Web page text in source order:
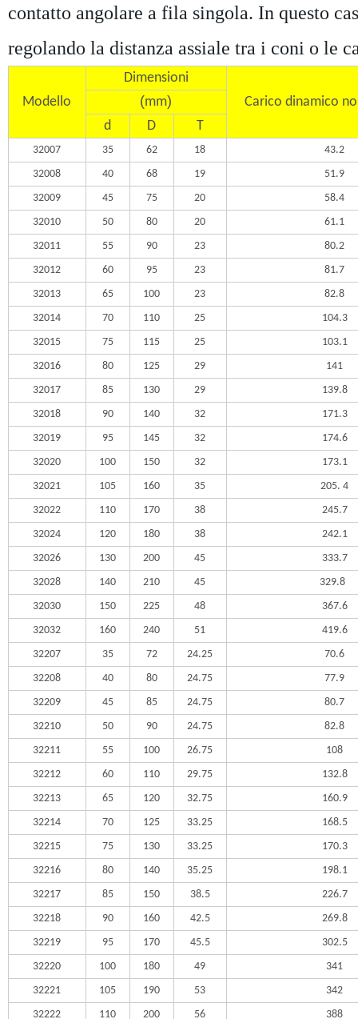
contatto angolare a fila singola. In questo
regolando la distanza assiale tra i coni o le
Modello
Dimensioni
Carico dinamico
(mm)
d D T
32007 35 62 18
43.2
32008
40 68 19
51.9
32009
45 75 20
58.4
32010
50 80 20
61.1
32011
55 90 23
80.2
32012
60 95 23
81.7
32013
65 100 23
82.8
32014
70 110 25
104.3
32015
75 115 25
103.1
32016
80 125 29
141
32017
85 130 29
139.8
32018
90 140 32
171.3
32019
95 145 32
174.6
32020
100 150 32
173.1
32021
105 160 35
205. 4
32022
110 170 38
245.7
32024
120 180 38
242.1
32026
130 200 45
333.7
32028
140 210 45
329.8
32030
150 225 48
367.6
32032
160 240 51
419.6
32207
35 72 24.25
70.6
32208
40 80 24.75
77.9
32209
45 85 24.75
80.7
32210
50 90 24.75
82.8
32211
55 100 26.75
108
32212
60 110 29.75
132.8
32213
65 120 32.75
160.9
32214
70 125 33.25
168.5
32215
75 130 33.25
170.3
32216
80 140 35.25
198.1
32217
85 150 38.5
226.7
32218
90 160 42.5
269.8
32219
95 170 45.5
302.5
32220
100 180 49
341
32221
105 190 53
342
32222
110 200 56 388